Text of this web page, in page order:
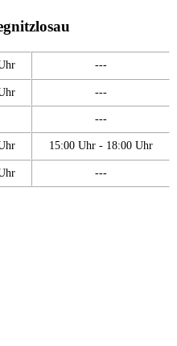
---
---
---
15:00 Uhr - 18:00 Uhr
---